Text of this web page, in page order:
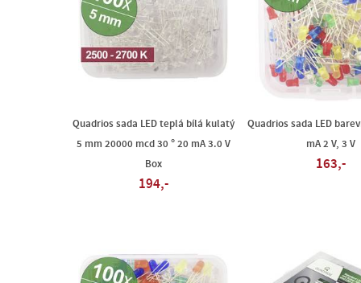
Quadrios sada LED teplá bílá kulatý
5 mm 20000 mcd 30 ° 20 mA 3.0 V
Box
194,-
Quadrios sada LED
mA 2 V, 3 V
163,-